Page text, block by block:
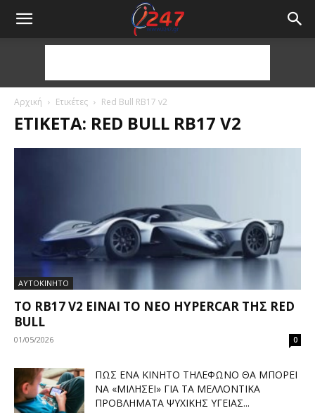
Αρχική Ετικέτες Red Bull RB17 v2
ΕΤΙΚΈΤΑ: RED BULL RB17 V2
ΑΥΤΟΚΙΝΗΤΟ
ΤΟ RB17 V2 ΕΊΝΑΙ ΤΟ ΝΈΟ HYPERCAR ΤΗΣ RED
BULL
01/05/2026 0
ΠΏΣ ΈΝΑ ΚΙΝΗΤΌ ΤΗΛΈΦΩΝΟ ΘΑ ΜΠΟΡΕΊ
ΝΑ «ΜΙΛΉΣΕΙ» ΓΙΑ ΤΑ ΜΕΛΛΟΝΤΙΚΆ
ΠΡΟΒΛΉΜΑΤΑ ΨΥΧΙΚΉΣ ΥΓΕΊΑΣ...